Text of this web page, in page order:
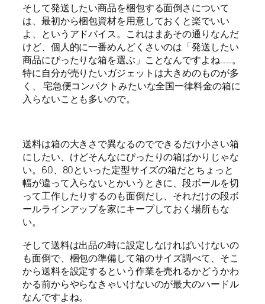
そして発送したい商品を梱包する面倒さについて
は、最初から梱包資材を用意しておくと楽でいい
よ、というアドバイス。これはまあその通りなんだ
けど、個人的に一番めんどくさいのは「発送したい
商品にぴったりな箱を選ぶ」ことなんですよね……。
特に自分が売りたいガジェットは大きめのものが多
く、 宅急便コンパクトみたいな全国一律料金の箱に
入らないことも多いので。
送料は箱の大きさで異なるのでできるだけ小さい箱
にしたい、けどそんなにぴったりの箱ばかりじゃな
い。60、80といった定型サイズの箱だとちょっと
幅が違って入らないとかいうときに、段ボールを切
って工作したりするのも面倒だし、それだけの段ボ
ールラインアップを家にキープしておく場所もな
い。
そして送料は出品の時に設定しなければいけないの
も面倒で、梱包の準備して箱のサイズ調べて、そこ
から送料を設定するという作業を売れるかどうかわ
かる前からやらなきゃいけないのが最大のハードル
なんですよね。